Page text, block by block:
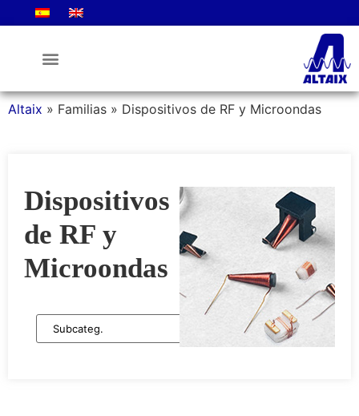
Altaix » Familias » Dispositivos de RF y Microondas
Dispositivos
de RF y
Microondas